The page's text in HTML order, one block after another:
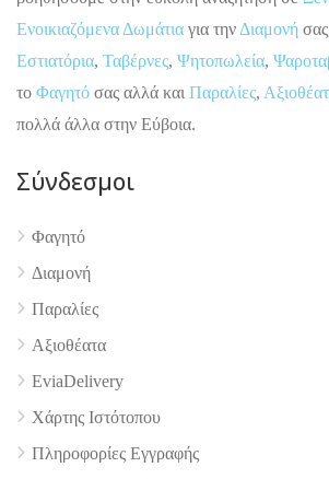
Ενοικιαζόμενα Δωμάτια για την Διαμονή
Εστιατόρια, Ταβέρνες, Ψητοπωλεία,
το Φαγητό σας αλλά και Παραλίες,
πολλά άλλα στην Εύβοια.
Σύνδεσμοι
Φαγητό
Διαμονή
Παραλίες
Αξιοθέατα
EviaDelivery
Χάρτης Ιστότοπου
Πληροφορίες Εγγραφής